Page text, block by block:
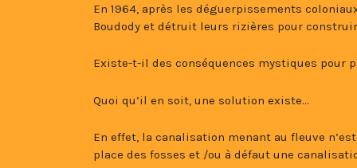
En 1964, après les déguerpissements
Boudody et détruit leurs rizières pour
Existe-t-il des conséquences mystiques pour
Quoi qu’il en soit, une solution existe…
En effet, la canalisation menant au fleuve
place des fosses et /ou à défaut une